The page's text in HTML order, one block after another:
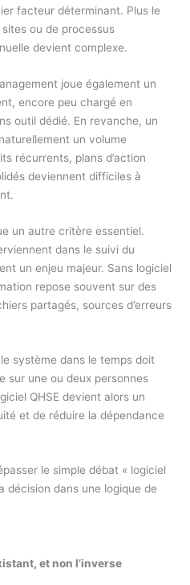
facteur déterminant. Plus le
ou de processus
devient complexe.
joue également un
encore peu chargé en
outil dédié. En revanche, un
un volume
récurrents, plans d’action
deviennent difficiles à
un autre critère essentiel.
dans le suivi du
un enjeu majeur. Sans logiciel
repose souvent sur des
partagés, sources d’erreurs
système dans le temps doit
sur une ou deux personnes
QHSE devient alors un
et de réduire la dépendance
le simple débat « logiciel
décision dans une logique de
et non l’inverse